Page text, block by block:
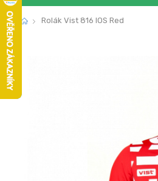
Rolák Vist 816 IOS Red